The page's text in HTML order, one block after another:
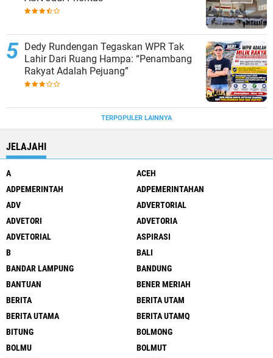
Dedy Rundengan Tegaskan WPR Tak
Lahir Dari Ruang Hampa: “Penambang
Rakyat Adalah Pejuang”
TERPOPULER LAINNYA
JELAJAHI
A
ACEH
ADPEMERINTAH
ADPEMERINTAHAN
ADV
ADVERTORIAL
ADVETORI
ADVETORIA
ADVETORIAL
ASPIRASI
B
BALI
BANDAR LAMPUNG
BANDUNG
BANTUAN
BENER MERIAH
BERITA
BERITA UTAM
BERITA UTAMA
BERITA UTAMQ
BITUNG
BOLMONG
BOLMU
BOLMUT